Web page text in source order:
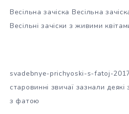
Весільна зачіска Весільна
Весільні зачіски з живими
svadebnye-prichyoski-s-fatoj-
старовинні звичаї зазнали деякі
з фатою